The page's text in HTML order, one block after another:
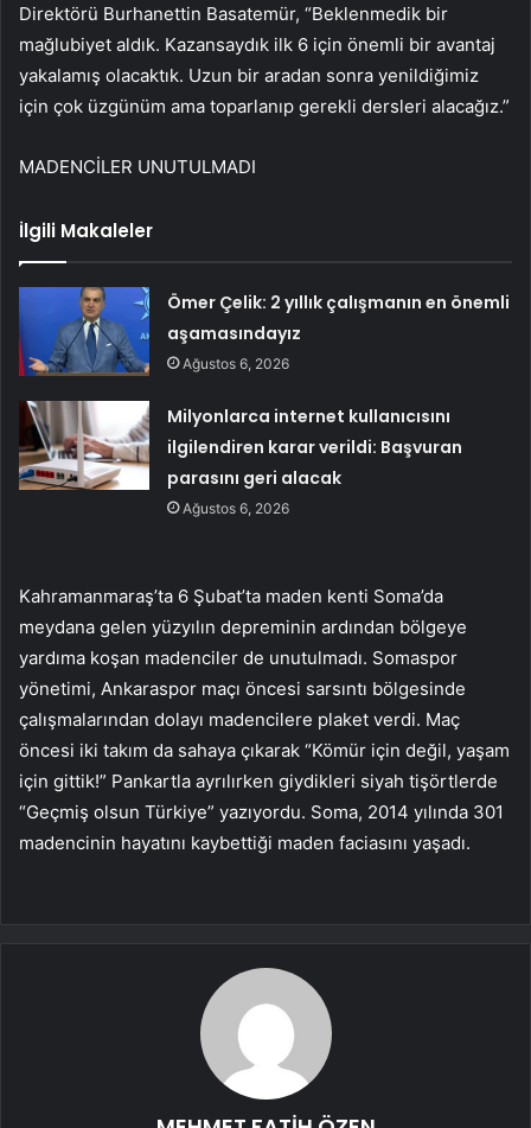
Direktörü Burhanettin Basatemür, “Beklenmedik bir
mağlubiyet aldık. Kazansaydık ilk 6 için önemli bir avantaj
yakalamış olacaktık. Uzun bir aradan sonra yenildiğimiz
için çok üzgünüm ama toparlanıp gerekli dersleri alacağız.”
MADENCİLER UNUTULMADI
İlgili Makaleler
Ömer Çelik: 2 yıllık çalışmanın en önemli
aşamasındayız
Ağustos 6, 2026
Milyonlarca internet kullanıcısını
ilgilendiren karar verildi: Başvuran
parasını geri alacak
Ağustos 6, 2026
Kahramanmaraş’ta 6 Şubat’ta maden kenti Soma’da
meydana gelen yüzyılın depreminin ardından bölgeye
yardıma koşan madenciler de unutulmadı. Somaspor
yönetimi, Ankaraspor maçı öncesi sarsıntı bölgesinde
çalışmalarından dolayı madencilere plaket verdi. Maç
öncesi iki takım da sahaya çıkarak “Kömür için değil, yaşam
için gittik!” Pankartla ayrılırken giydikleri siyah tişörtlerde
“Geçmiş olsun Türkiye” yazıyordu. Soma, 2014 yılında 301
madencinin hayatını kaybettiği maden faciasını yaşadı.